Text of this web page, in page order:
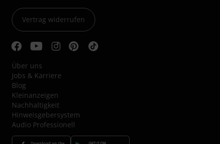
Vertrag widerrufen
Über uns
Jobs & Karriere
Blog
Kleinanzeigen
Nachhaltigkeit
Hinweisgebersystem
Audio Professionell